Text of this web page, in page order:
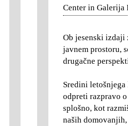
Center in Galerija
Ob jesenski izdaji
javnem prostoru,
drugačne
Sredini
odpreti razpravo
splošno, kot
naših